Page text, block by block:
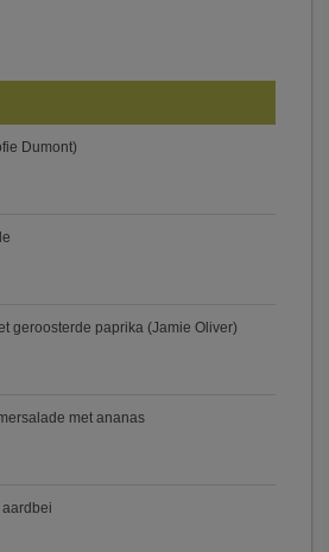
Dumont)
geroosterde paprika (Jamie Oliver)
met ananas